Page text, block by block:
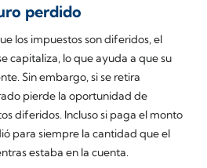
perdido
los impuestos son diferidos, el
capitaliza, lo que ayuda a que su
Sin embargo, si se retira
pierde la oportunidad de
diferidos. Incluso si paga el monto
para siempre la cantidad que el
estaba en la cuenta.